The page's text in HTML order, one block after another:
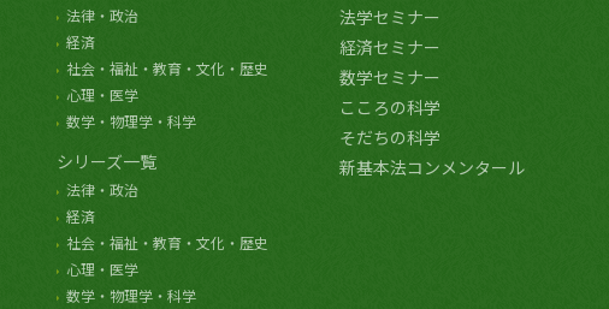
法律・政治
経済
社会・福祉・教育・文化・歴史
心理・医学
数学・物理学・科学
シリーズ一覧
法律・政治
経済
社会・福祉・教育・文化・歴史
心理・医学
数学・物理学・科学
法学セミナー
経済セミナー
数学セミナー
こころの科学
そだちの科学
新基本法コンメンタール